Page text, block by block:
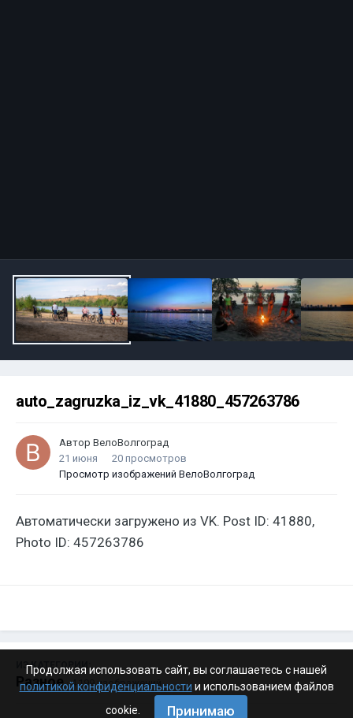
auto_zagruzka_iz_vk_41880_457263786
Автор ВелоВолгоград
21 июня
20 просмотров
Просмотр изображений ВелоВолгоград
Автоматически загружено из VK. Post ID: 41880,
Photo ID: 457263786
ИЗ КАТЕГОРИИ:
Разное · 4 199 изображений
Продолжая использовать сайт, вы соглашаетесь с нашей
политикой конфиденциальности и использованием файлов
cookie.
Принимаю